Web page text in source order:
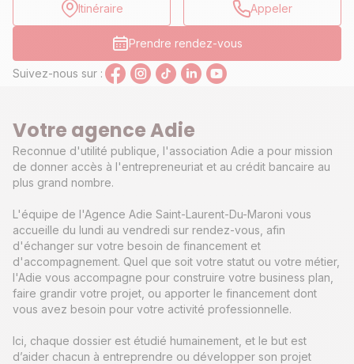
Itinéraire
Appeler
Prendre rendez-vous
Suivez-nous sur :
Votre agence Adie
Reconnue d'utilité publique, l'association Adie a pour mission
de donner accès à l'entrepreneuriat et au crédit bancaire au
plus grand nombre.
L'équipe de l'Agence Adie Saint-Laurent-Du-Maroni vous
accueille du lundi au vendredi sur rendez-vous, afin
d'échanger sur votre besoin de financement et
d'accompagnement. Quel que soit votre statut ou votre métier,
l'Adie vous accompagne pour construire votre business plan,
faire grandir votre projet, ou apporter le financement dont
vous avez besoin pour votre activité professionnelle.
Ici, chaque dossier est étudié humainement, et le but est
d’aider chacun à entreprendre ou développer son projet